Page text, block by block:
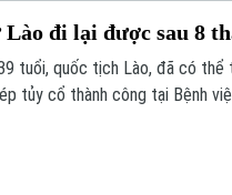
đi lại được sau 8
tuổi, quốc tịch Lào, đã có
tủy cổ thành công tại Bệnh